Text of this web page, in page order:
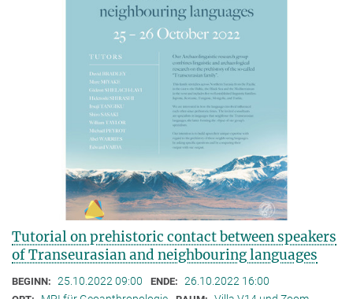
Tutorial on prehistoric contact between speakers
of Transeurasian and neighbouring languages
BEGINN: 25.10.2022 09:00 ENDE: 26.10.2022 16:00